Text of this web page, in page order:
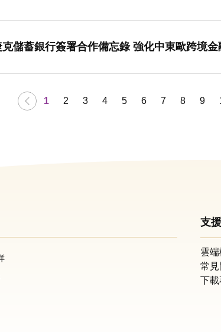
儲蓄銀行簽署合作備忘錄 強化中東歐跨境金
1 2 3 4 5 6 7 8 9
支
雲端
常見
下載